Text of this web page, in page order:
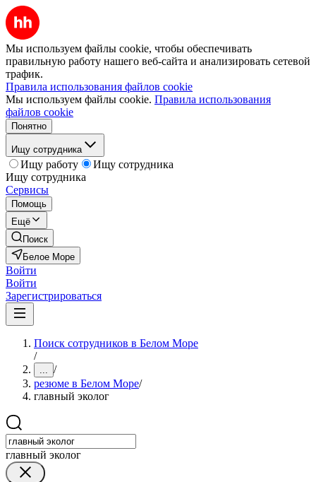
Мы используем файлы cookie, чтобы обеспечивать
правильную работу нашего веб-сайта и анализировать сетевой
трафик.
Правила использования файлов cookie
Мы используем файлы cookie. Правила использования
файлов cookie
Понятно
Ищу сотрудника
Ищу работу
Ищу сотрудника
Ищу сотрудника
Сервисы
Помощь
Ещё
Поиск
Белое Море
Войти
Войти
Зарегистрироваться
Поиск сотрудников в Белом Море
/
... /
резюме в Белом Море/
главный эколог
главный эколог